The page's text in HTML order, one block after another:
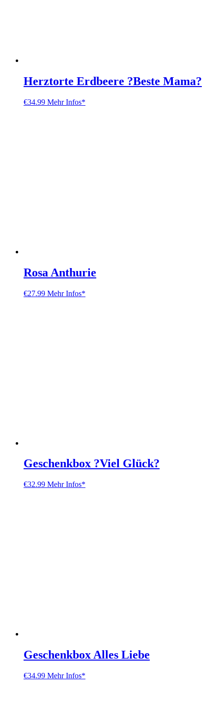
Herztorte Erdbeere ?Beste Mama?
€34.99 Mehr Infos*
Rosa Anthurie
€27.99 Mehr Infos*
Geschenkbox ?Viel Glück?
€32.99 Mehr Infos*
Geschenkbox Alles Liebe
€34.99 Mehr Infos*